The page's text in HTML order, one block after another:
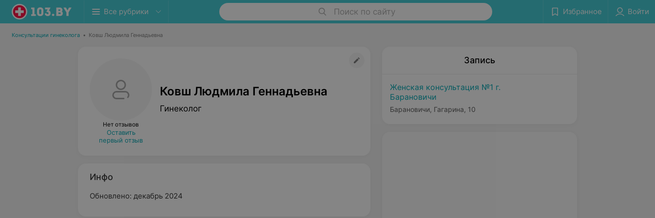
Все рубрики Поиск по сайту Избранное Войти
Консультации гинеколога • Ковш Людмила Геннадьевна
Нет отзывов
Оставить
первый отзыв
Ковш Людмила Геннадьевна
Гинеколог
Инфо
Обновлено: декабрь 2024
Запись
Женская консультация №1 г.
Барановичи
Барановичи, Гагарина, 10